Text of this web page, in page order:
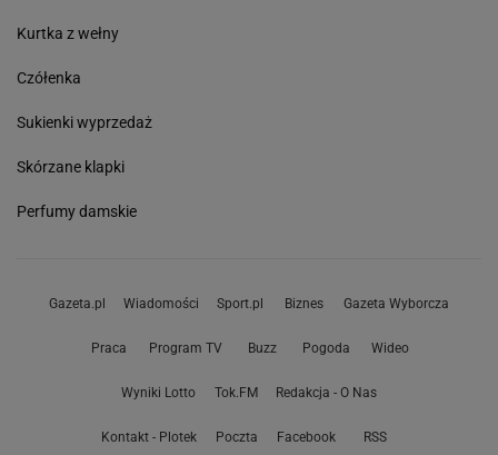
Kurtka z wełny
Czółenka
Sukienki wyprzedaż
Skórzane klapki
Perfumy damskie
Gazeta.pl Wiadomości Sport.pl Biznes Gazeta Wyborcza
Praca Program TV Buzz Pogoda Wideo
Wyniki Lotto Tok.FM Redakcja - O Nas
Kontakt - Plotek Poczta Facebook RSS